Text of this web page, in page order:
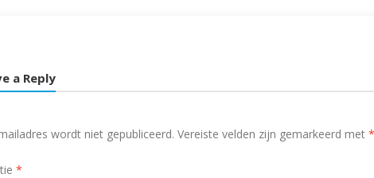
a Reply
wordt niet gepubliceerd. Vereiste velden zijn gemarkeerd met *
*